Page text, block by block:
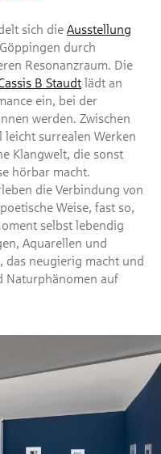
sich die Ausstellung
durch
Resonanzraum. Die
B Staudt lädt an
ein, bei der
werden. Zwischen
surrealen Werken
Klangwelt, die sonst
hörbar macht.
die Verbindung von
Weise, fast so,
selbst lebendig
Aquarellen und
das neugierig macht und
Naturphänomen auf